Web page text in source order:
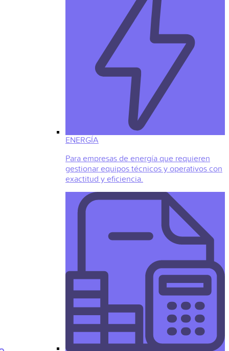
ENERGÍA
Para empresas de energía que requieren
gestionar equipos técnicos y operativos con
exactitud y eficiencia.